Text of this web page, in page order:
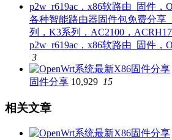
各种智能路由器固件包免费分享
列，K3系列，AC2100，ACRH17
p2w_r619ac，x86软路由_固件，
3
固件分享 10,929 15
相关文章